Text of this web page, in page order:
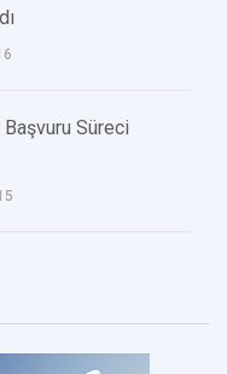
Başvuru Süreci